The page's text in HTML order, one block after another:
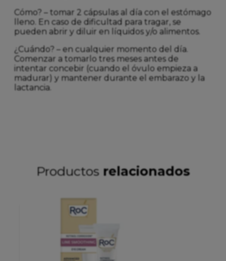
Cómo? – tomar 2 cápsulas al día con el estómago
lleno. En caso de dificultad para tragar, se
pueden abrir y diluir en líquidos y/o alimentos.
¿Cuándo? – en cualquier momento del día.
Comenzar a tomarlo tres meses antes de
intentar concebir (cuando el óvulo empieza a
madurar) y mantener durante el embarazo y la
lactancia.
Productos relacionados